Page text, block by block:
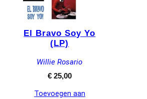
El Bravo Soy Yo
(LP)
Willie Rosario
€25,00
Toevoegen aan